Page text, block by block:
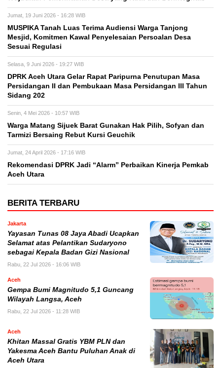
Jumat, 19 Juni 2026 - 16:28 WIB
MUSPIKA Tanah Luas Terima Audiensi Warga Tanjong
Mesjid, Komitmen Kawal Penyelesaian Persoalan Desa
Sesuai Regulasi
Selasa, 9 Juni 2026 - 19:27 WIB
DPRK Aceh Utara Gelar Rapat Paripurna Penutupan Masa
Persidangan II dan Pembukaan Masa Persidangan III Tahun
Sidang 202
Senin, 4 Mei 2026 - 10:57 WIB
Warga Matang Sijuek Barat Gunakan Hak Pilih, Sofyan dan
Tarmizi Bersaing Rebut Kursi Geuchik
Jumat, 24 April 2026 - 17:16 WIB
Rekomendasi DPRK Jadi “Alarm” Perbaikan Kinerja Pemkab
Aceh Utara
BERITA TERBARU
Jakarta
Yayasan Tunas 08 Jaya Abadi Ucapkan
Selamat atas Pelantikan Sudaryono
sebagai Kepala Badan Gizi Nasional
Rabu, 22 Jul 2026 - 16:06 WIB
Aceh
Gempa Bumi Magnitudo 5,1 Guncang
Wilayah Langsa, Aceh
Rabu, 22 Jul 2026 - 11:28 WIB
Aceh
Khitan Massal Gratis YBM PLN dan
Yakesma Aceh Bantu Puluhan Anak di
Aceh Utara